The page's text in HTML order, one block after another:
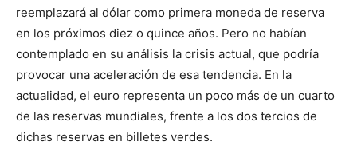
reemplazará al dólar como primera moneda de reserva
en los próximos diez o quince años. Pero no habían
contemplado en su análisis la crisis actual, que podría
provocar una aceleración de esa tendencia. En la
actualidad, el euro representa un poco más de un cuarto
de las reservas mundiales, frente a los dos tercios de
dichas reservas en billetes verdes.